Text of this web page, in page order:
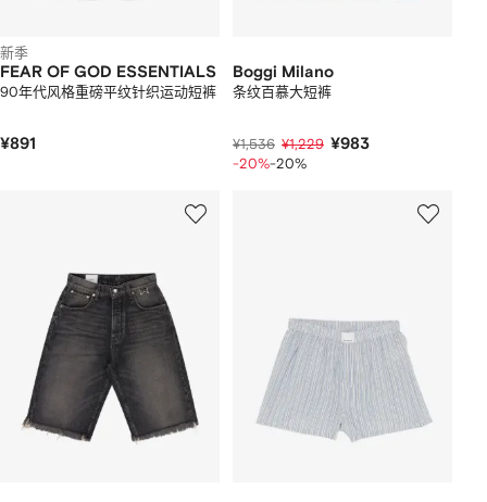
新季
FEAR OF GOD ESSENTIALS
90年代风格重磅平纹针织运动短裤
¥891
Boggi Milano
条纹百慕大短裤
¥1,536 ¥1,229 ¥983
-20%-20%